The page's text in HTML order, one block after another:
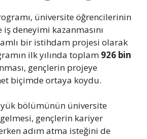
üniversite öğrencilerinin
deneyimi kazanmasını
bir istihdam projesi olarak
ilk yılında toplam 926 bin
gençlerin projeye
biçimde ortaya koydu.
bölümünün üniversite
gençlerin kariyer
adım atma isteğini de